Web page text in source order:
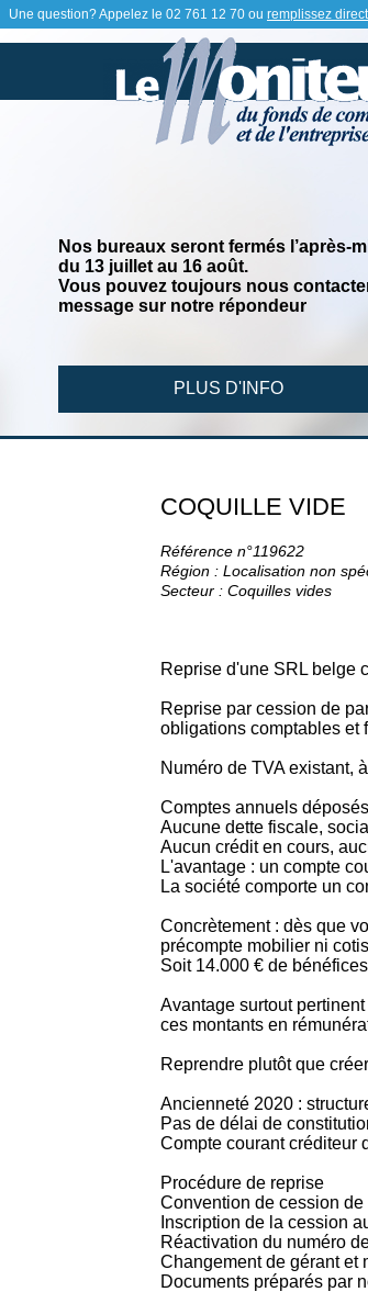
Une question? Appelez le 02 761 12 70 ou remplissez
Nos bureaux seront fermés l’après-
du 13 juillet au 16 août.
Vous pouvez toujours nous
message sur notre répondeur
PLUS D'INFO
COQUILLE VIDE
Référence n°119622
Région : Localisation non
Secteur : Coquilles vides
Reprise d'une SRL belge
Reprise par cession de
obligations comptables et
Numéro de TVA existant,
Comptes annuels
Aucune dette fiscale,
Aucun crédit en cours,
L'avantage : un compte
La société comporte un
Concrètement : dès que
précompte mobilier ni
Soit 14.000 € de
Avantage surtout
ces montants en
Reprendre plutôt que
Ancienneté 2020 :
Pas de délai de
Compte courant créditeur
Procédure de reprise
Convention de cession de
Inscription de la cession
Réactivation du numéro
Changement de gérant et
Documents préparés par